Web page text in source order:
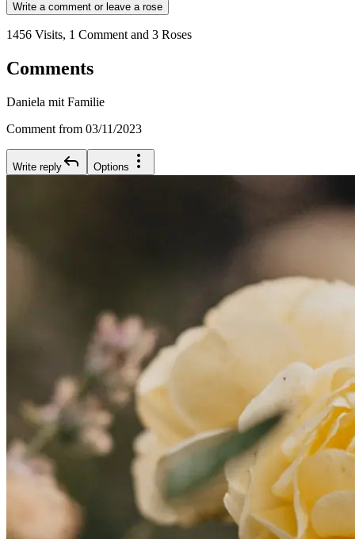
Write a comment or leave a rose
1456 Visits, 1 Comment and 3 Roses
Comments
Daniela mit Familie
Comment from 03/11/2023
Write reply Options